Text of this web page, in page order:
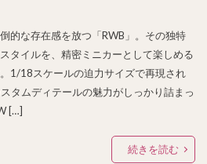
的な存在感を放つ「RWB」。その独特
タイルを、精密ミニカーとして楽しめる
1/18スケールの迫力サイズで再現され
タムディテールの魅力がしっかり詰まっ
[…]
続きを読む